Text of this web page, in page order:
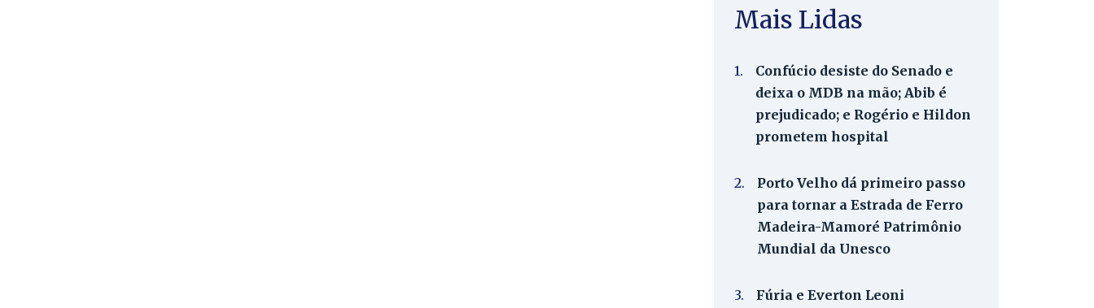
Mais Lidas
1.
Confúcio desiste do Senado e
deixa o MDB na mão; Abib é
prejudicado; e Rogério e Hildon
prometem hospital
2.
Porto Velho dá primeiro passo
para tornar a Estrada de Ferro
Madeira-Mamoré Patrimônio
Mundial da Unesco
3.
Fúria e Everton Leoni